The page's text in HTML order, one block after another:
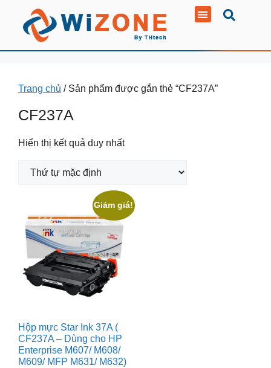
Trang chủ / Sản phẩm được gắn thẻ “CF237A”
CF237A
Hiển thị kết quả duy nhất
Giảm giá!
Hộp mực Star Ink 37A (
CF237A – Dùng cho HP
Enterprise M607/ M608/
M609/ MFP M631/ M632)